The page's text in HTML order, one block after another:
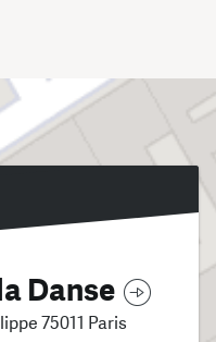
Danse
75011 Paris